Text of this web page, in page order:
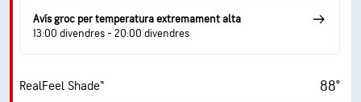
Punt de rosada 68° F
Nuvolositat 70 %
Avís groc per temperatura extremament alta
13:00 divendres - 20:00 divendres
RealFeel Shade™ 88°